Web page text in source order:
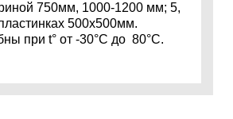
750мм, 1000-1200 мм; 5,
500х500мм.
при t° от -30°С до 80°С.